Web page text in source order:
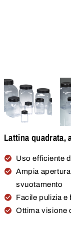
Lattina quadrata,
Uso efficiente
Ampia
svuotamento
Facile pulizia
Ottima visione